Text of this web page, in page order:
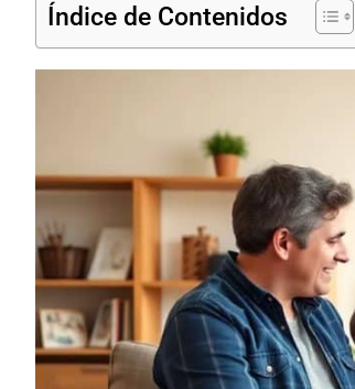
Índice de Contenidos